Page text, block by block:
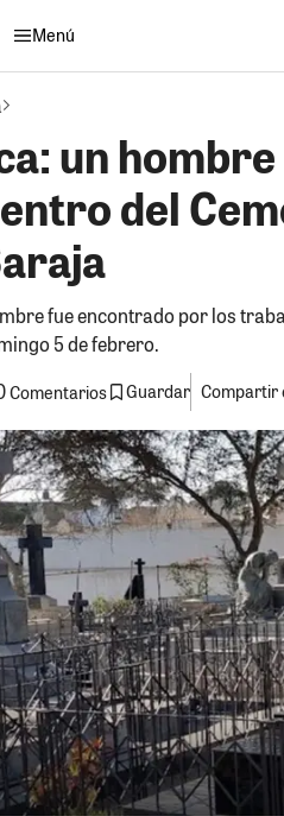
Menú
un
del
fue encontrado por los
5 de febrero.
Comentarios Guardar Compartir